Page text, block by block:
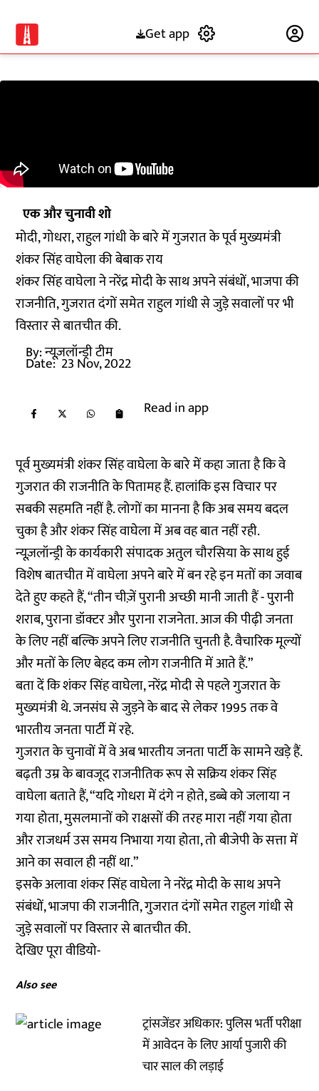
Get app
एक और चुनावी शो
मोदी, गोधरा, राहुल गांधी के बारे में गुजरात के पूर्व मुख्यमंत्री
शंकर सिंह वाघेला की बेबाक राय
शंकर सिंह वाघेला ने नरेंद्र मोदी के साथ अपने संबंधों, भाजपा की
राजनीति, गुजरात दंगों समेत राहुल गांधी से जुड़े सवालों पर भी
विस्तार से बातचीत की.
By:न्यूज़लॉन्ड्री टीम
Date: 23 Nov, 2022
Read in app
पूर्व मुख्यमंत्री शंकर सिंह वाघेला के बारे में कहा जाता है कि वे
गुजरात की राजनीति के पितामह हैं. हालांकि इस विचार पर
सबकी सहमति नहीं है. लोगों का मानना है कि अब समय बदल
चुका है और शंकर सिंह वाघेला में अब वह बात नहीं रही.
न्यूज़लॉन्ड्री के कार्यकारी संपादक अतुल चौरसिया के साथ हुई
विशेष बातचीत में वाघेला अपने बारे में बन रहे इन मतों का जवाब
देते हुए कहते हैं, “तीन चीज़ें पुरानी अच्छी मानी जाती हैं - पुरानी
शराब, पुराना डॉक्टर और पुराना राजनेता. आज की पीढ़ी जनता
के लिए नहीं बल्कि अपने लिए राजनीति चुनती है. वैचारिक मूल्यों
और मतों के लिए बेहद कम लोग राजनीति में आते हैं.”
बता दें कि शंकर सिंह वाघेला, नरेंद्र मोदी से पहले गुजरात के
मुख्यमंत्री थे. जनसंघ से जुड़ने के बाद से लेकर 1995 तक वे
भारतीय जनता पार्टी में रहे.
गुजरात के चुनावों में वे अब भारतीय जनता पार्टी के सामने खड़े हैं.
बढ़ती उम्र के बावजूद राजनीतिक रूप से सक्रिय शंकर सिंह
वाघेला बताते हैं, “यदि गोधरा में दंगे न होते, डब्बे को जलाया न
गया होता, मुसलमानों को राक्षसों की तरह मारा नहीं गया होता
और राजधर्म उस समय निभाया गया होता, तो बीजेपी के सत्ता में
आने का सवाल ही नहीं था.”
इसके अलावा शंकर सिंह वाघेला ने नरेंद्र मोदी के साथ अपने
संबंधों, भाजपा की राजनीति, गुजरात दंगों समेत राहुल गांधी से
जुड़े सवालों पर विस्तार से बातचीत की.
देखिए पूरा वीडियो-
Also see
ट्रांसजेंडर अधिकार: पुलिस भर्ती परीक्षा
में आवेदन के लिए आर्या पुजारी की
चार साल की लड़ाई